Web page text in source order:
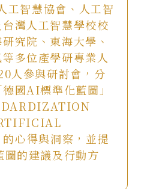
工智慧協會、人工智
灣人工智慧學校校
究院、東海大學、
多位產學研專業人
人參與研討會，分
國AI標準化藍圖」
心得與洞察，並提
的建議及行動方